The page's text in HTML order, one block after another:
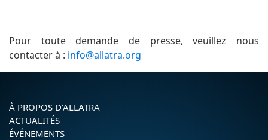
Pour toute demande de presse, veuillez nous
contacter à : info@allatra.org
À PROPOS D’ALLATRA
ACTUALITÉS
ÉVÉNEMENTS